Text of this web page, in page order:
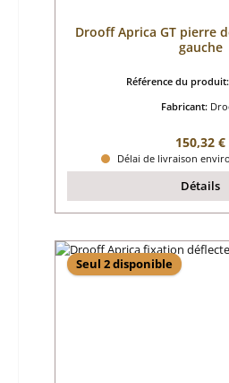
Drooff Aprica GT pierre
gauche
Référence du produit:
Fabricant:
Prix
150,32 €
Délai de livraison
Détails
Seul 2 disponible